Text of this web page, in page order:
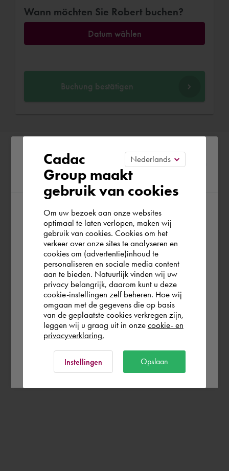
Wann möchten Sie Robert buchen?
Datum wählen
Buchung bestätigen
Please confirm your current
region
According to us you are situated in Rest of
the world. Please confirm in which country
you wish to shop.
Schweiz
Rest of the world
Cadac
Group maakt
gebruik van cookies
Om uw bezoek aan onze websites
optimaal te laten verlopen, maken wij
gebruik van cookies. Cookies om het
verkeer over onze sites te analyseren en
cookies om (advertentie)inhoud te
personaliseren en sociale media content
aan te bieden. Natuurlijk vinden wij uw
privacy belangrijk, daarom kunt u deze
cookie-instellingen zelf beheren. Hoe wij
omgaan met de gegevens die op basis
van de geplaatste cookies verkregen zijn,
leggen wij u graag uit in onze cookie- en
privacyverklaring.
Instellingen Opslaan